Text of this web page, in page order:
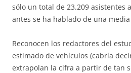
sólo un total de 23.209 asistentes
antes se ha hablado de una media
Reconocen los redactores del
estimado de vehículos (cabría
extrapolan la cifra a partir de tan